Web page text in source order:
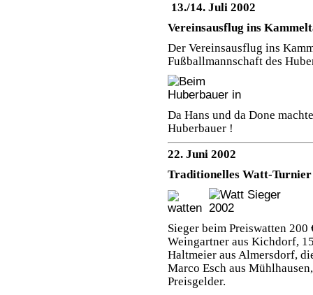
13./14. Juli 2002
Vereinsausflug ins
Der Vereinsausflug ins
Fußballmannschaft des
Da Hans und da Done
Huberbauer !
22. Juni 2002
Traditionelles Watt-
Sieger beim Preiswatten 200
Weingartner aus Kichdorf,
Haltmeier aus Almersdorf,
Marco Esch aus
Preisgelder.